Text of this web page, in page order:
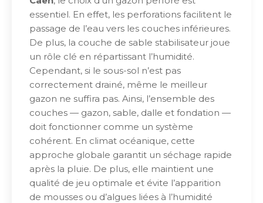
essentiel. En effet, les perforations facilitent le
passage de l’eau vers les couches inférieures.
De plus, la couche de sable stabilisateur joue
un rôle clé en répartissant l’humidité.
Cependant, si le sous-sol n’est pas
correctement drainé, même le meilleur
gazon ne suffira pas. Ainsi, l’ensemble des
couches — gazon, sable, dalle et fondation —
doit fonctionner comme un système
cohérent. En climat océanique, cette
approche globale garantit un séchage rapide
après la pluie. De plus, elle maintient une
qualité de jeu optimale et évite l’apparition
de mousses ou d’algues liées à l’humidité